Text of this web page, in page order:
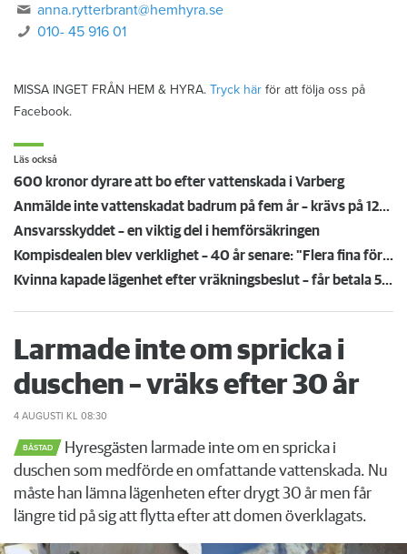
anna.rytterbrant@hemhyra.se
010- 45 916 01
MISSA INGET FRÅN HEM & HYRA. Tryck här för att följa oss på
Facebook.
Läs också
600 kronor dyrare att bo efter vattenskada i Varberg
Anmälde inte vattenskadat badrum på fem år – krävs på 125 000 kronor
Ansvarsskyddet – en viktig del i hemförsäkringen
Kompisdealen blev verklighet – 40 år senare: "Flera fina fördelar med att dela bostad"
Kvinna kapade lägenhet efter vräkningsbeslut – får betala 50 000
Larmade inte om spricka i
duschen – vräks efter 30 år
4 AUGUSTI KL 08:30
BÅSTAD
Hyresgästen larmade inte om en spricka i
duschen som medförde en omfattande vattenskada. Nu
måste han lämna lägenheten efter drygt 30 år men får
längre tid på sig att flytta efter att domen överklagats.